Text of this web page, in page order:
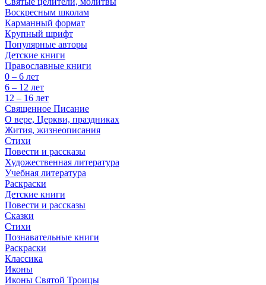
Воскресным школам
Карманный формат
Крупный шрифт
Популярные авторы
Детские книги
Православные книги
0 – 6 лет
6 – 12 лет
12 – 16 лет
Священное Писание
О вере, Церкви, праздниках
Жития, жизнеописания
Стихи
Повести и рассказы
Художественная литература
Учебная литература
Раскраски
Детские книги
Повести и рассказы
Сказки
Стихи
Познавательные книги
Раскраски
Классика
Иконы
Иконы Святой Троицы